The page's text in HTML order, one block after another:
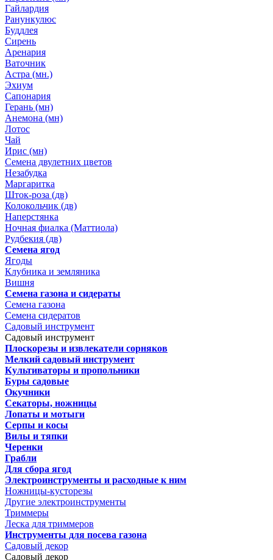
Гайлардия
Ранункулюс
Буддлея
Сирень
Аренария
Ваточник
Астра (мн.)
Эхиум
Сапонария
Герань (мн)
Анемона (мн)
Лотос
Чай
Ирис (мн)
Семена двулетних цветов
Незабудка
Маргаритка
Шток-роза (дв)
Колокольчик (дв)
Наперстянка
Ночная фиалка (Маттиола)
Рудбекия (дв)
Семена ягод
Ягоды
Клубника и земляника
Вишня
Семена газона и сидераты
Семена газона
Семена сидератов
Садовый инструмент
Садовый инструмент
Плоскорезы и извлекатели сорняков
Мелкий садовый инструмент
Культиваторы и пропольники
Буры садовые
Окучники
Секаторы, ножницы
Лопаты и мотыги
Серпы и косы
Вилы и тяпки
Черенки
Грабли
Для сбора ягод
Электроинструменты и расходные к ним
Ножницы-кусторезы
Другие электроинструменты
Триммеры
Леска для триммеров
Инструменты для посева газона
Садовый декор
Садовый декор